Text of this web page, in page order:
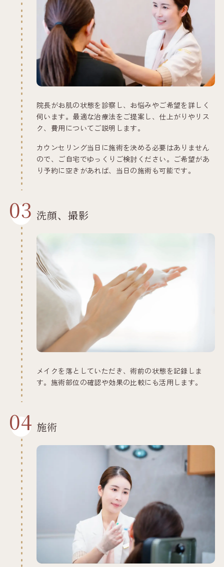
院長がお肌の状態を診察し、お悩みやご希望を詳しく
伺います。最適な治療法をご提案し、仕上がりやリス
ク、費用についてご説明します。
カウンセリング当日に施術を決める必要はありません
ので、ご自宅でゆっくりご検討ください。ご希望があ
り予約に空きがあれば、当日の施術も可能です。
03 洗顔、撮影
メイクを落としていただき、術前の状態を記録しま
す。施術部位の確認や効果の比較にも活用します。
04 施術